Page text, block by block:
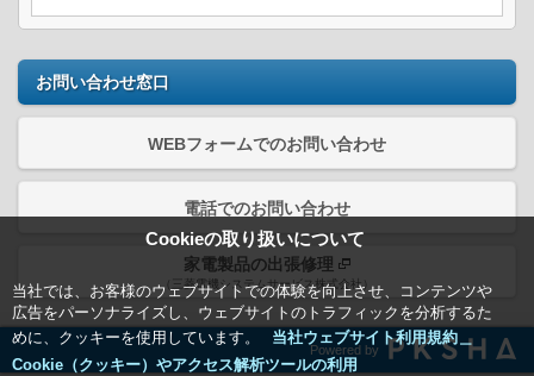
Cookieの取り扱いについて
当社では、お客様のウェブサイトでの体験を向上させ、コンテンツや
広告をパーソナライズし、ウェブサイトのトラフィックを分析するた
めに、クッキーを使用しています。
当社ウェブサイト利用規約＿
Cookie（クッキー）やアクセス解析ツールの利用
お問い合わせ窓口
WEBフォームでのお問い合わせ
電話でのお問い合わせ
家電製品の出張修理
（三菱電機システムサービス株式会社）
Powered by